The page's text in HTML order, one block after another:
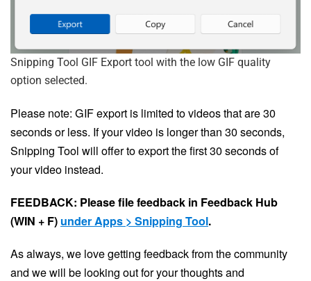
Snipping Tool GIF Export tool with the low GIF quality
option selected.
Please note: GIF export is limited to videos that are 30
seconds or less. If your video is longer than 30 seconds,
Snipping Tool will offer to export the first 30 seconds of
your video instead.
FEEDBACK: Please file feedback in Feedback Hub
(WIN + F) under Apps > Snipping Tool.
As always, we love getting feedback from the community
and we will be looking out for your thoughts and